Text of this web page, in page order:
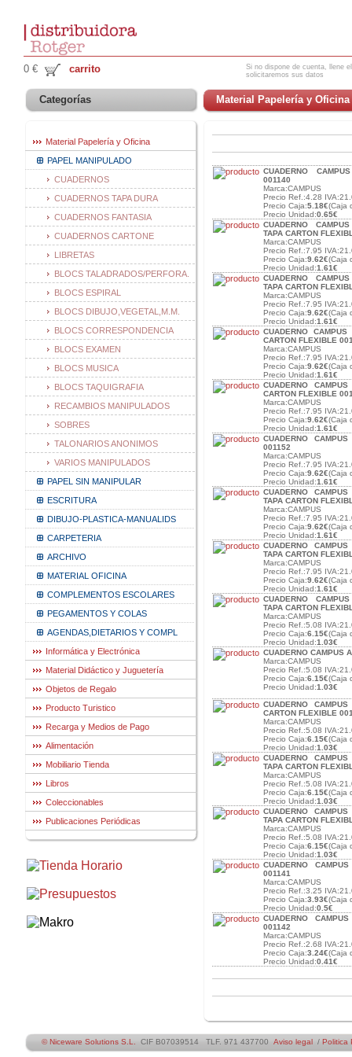
0 € carrito
Si no dispone de cuenta, llene
solicitaremos sus datos
Categorías
Material Papelería y Oficina
PAPEL MANIPULADO
CUADERNOS
CUADERNOS TAPA DURA
CUADERNOS FANTASIA
CUADERNOS CARTONE
LIBRETAS
BLOCS TALADRADOS/PERFORA.
BLOCS ESPIRAL
BLOCS DIBUJO,VEGETAL,M.M.
BLOCS CORRESPONDENCIA
BLOCS EXAMEN
BLOCS MUSICA
BLOCS TAQUIGRAFIA
RECAMBIOS MANIPULADOS
SOBRES
TALONARIOS ANONIMOS
VARIOS MANIPULADOS
PAPEL SIN MANIPULAR
ESCRITURA
DIBUJO-PLASTICA-MANUALIDS
CARPETERIA
ARCHIVO
MATERIAL OFICINA
COMPLEMENTOS ESCOLARES
PEGAMENTOS Y COLAS
AGENDAS,DIETARIOS Y COMPL
Informática y Electrónica
Material Didáctico y Juguetería
Objetos de Regalo
Producto Turistico
Recarga y Medios de Pago
Alimentación
Mobiliario Tienda
Libros
Coleccionables
Publicaciones Periódicas
Material Papelería y Oficina
CUADERNO
001140
Marca:CAMPUS
Precio Ref.:4.28
Precio Caja:5.18€(Caja
Precio Unidad:0.65€
CUADERNO
TAPA CARTON
Marca:CAMPUS
Precio Ref.:7.95
Precio Caja:9.62€(Caja
Precio Unidad:1.61€
CUADERNO
TAPA CARTON
Marca:CAMPUS
Precio Ref.:7.95
Precio Caja:9.62€(Caja
Precio Unidad:1.61€
CUADERNO
CARTON FLEXIBLE
Marca:CAMPUS
Precio Ref.:7.95
Precio Caja:9.62€(Caja
Precio Unidad:1.61€
CUADERNO
CARTON FLEXIBLE
Marca:CAMPUS
Precio Ref.:7.95
Precio Caja:9.62€(Caja
Precio Unidad:1.61€
CUADERNO
001152
Marca:CAMPUS
Precio Ref.:7.95
Precio Caja:9.62€(Caja
Precio Unidad:1.61€
CUADERNO
TAPA CARTON
Marca:CAMPUS
Precio Ref.:7.95
Precio Caja:9.62€(Caja
Precio Unidad:1.61€
CUADERNO
TAPA CARTON
Marca:CAMPUS
Precio Ref.:7.95
Precio Caja:9.62€(Caja
Precio Unidad:1.61€
CUADERNO
TAPA CARTON
Marca:CAMPUS
Precio Ref.:5.08
Precio Caja:6.15€(Caja
Precio Unidad:1.03€
CUADERNO CAMPUS
Marca:CAMPUS
Precio Ref.:5.08
Precio Caja:6.15€(Caja
Precio Unidad:1.03€
CUADERNO
CARTON FLEXIBLE
Marca:CAMPUS
Precio Ref.:5.08
Precio Caja:6.15€(Caja
Precio Unidad:1.03€
CUADERNO
TAPA CARTON
Marca:CAMPUS
Precio Ref.:5.08
Precio Caja:6.15€(Caja
Precio Unidad:1.03€
CUADERNO
TAPA CARTON
Marca:CAMPUS
Precio Ref.:5.08
Precio Caja:6.15€(Caja
Precio Unidad:1.03€
CUADERNO
001141
Marca:CAMPUS
Precio Ref.:3.25
Precio Caja:3.93€(Caja
Precio Unidad:0.5€
CUADERNO
001142
Marca:CAMPUS
Precio Ref.:2.68
Precio Caja:3.24€(Caja
Precio Unidad:0.41€
© Niceware Solutions S.L. CIF B07039514 TLF. 971 437700 Aviso legal / Politica